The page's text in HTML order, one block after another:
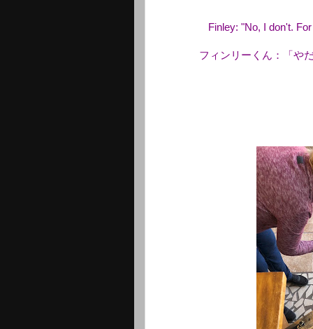
Finley: "No, I don't.
フィンリーくん：「や